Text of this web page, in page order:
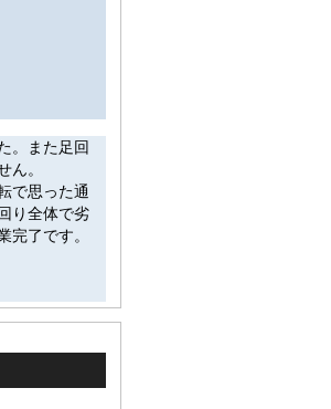
。また足回
ん。
で思った通
り全体で劣
完了です。